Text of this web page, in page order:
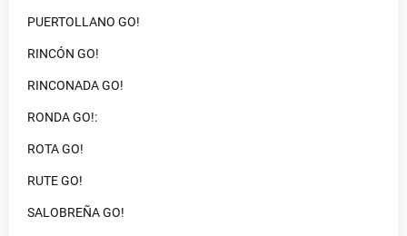
PUERTOLLANO GO!
RINCÓN GO!
RINCONADA GO!
RONDA GO!:
ROTA GO!
RUTE GO!
SALOBREÑA GO!